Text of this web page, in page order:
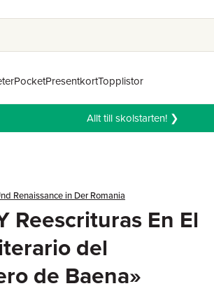
PocketPresentkortTopplistor
Allt till skolstarten! ❯
Renaissance in Der Romania
Reescrituras En El
del
de Baena»